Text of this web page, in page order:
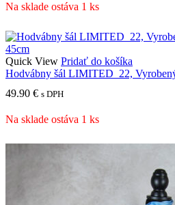
Na sklade ostáva 1 ks
Quick View Pridať do košíka
Hodvábny šál LIMITED_22,
49.90 € s DPH
Na sklade ostáva 1 ks